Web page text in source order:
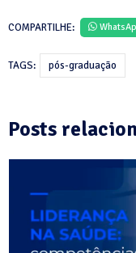
COMPARTILHE:
TAGS: pós-graduação
Posts